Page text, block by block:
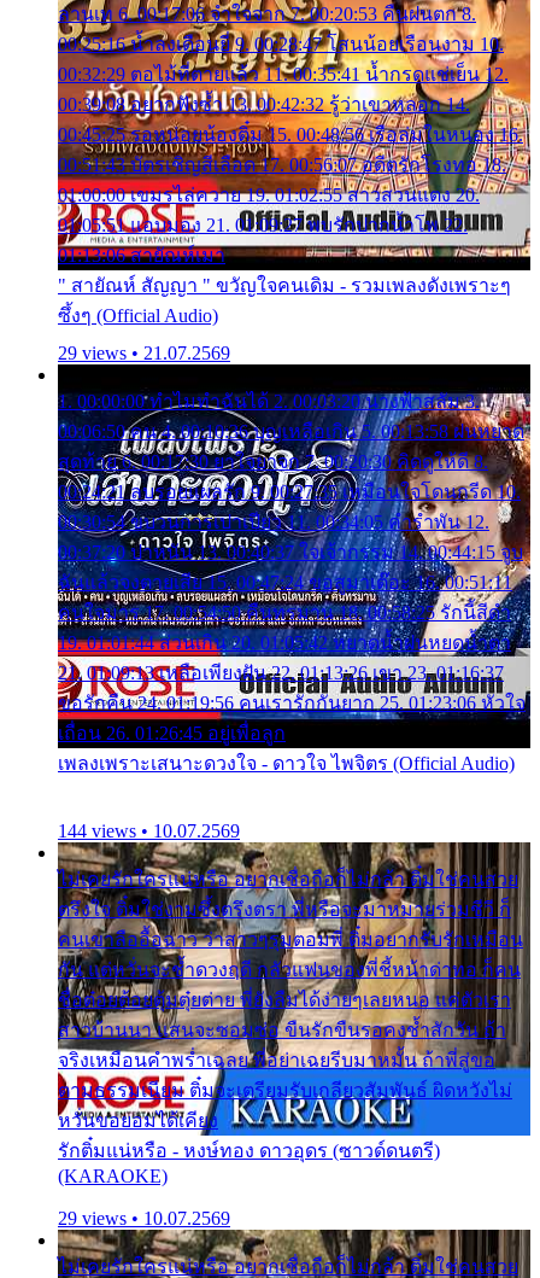
ลานเท 6. 00:17:06 จำใจจาก 7. 00:20:53 คืนฝนตก 8.
00:25:16 น้ำลงเดือนยี่ 9. 00:28:47 โสนน้อยเรือนงาม 10.
00:32:29 ตอไม้ที่ตายแล้ว 11. 00:35:41 น้ำกรดแช่เย็น 12.
00:39:08 อยากฟังซ้ำ 13. 00:42:32 รู้ว่าเขาหลอก 14.
00:45:25 รอหน่อยน้องติ๋ม 15. 00:48:56 เรือล่มในหนอง 16.
00:51:43 บัตรเชิญสีเลือด 17. 00:56:07 อดีตรักโรงทอ 18.
01:00:00 เขมรไล่ควาย 19. 01:02:55 สาวสวนแตง 20.
01:05:51 แอบมอง 21. 01:09:27 พบรักปากน้ำโพ 22.
01:13:06 สายัณห์เมา
" สายัณห์ สัญญา " ขวัญใจคนเดิม - รวมเพลงดังเพราะๆ
ซึ้งๆ (Official Audio)
29 views • 21.07.2569
1. 00:00:00 ทำไมทำฉันได้ 2. 00:03:20 นางฟ้าสลัม 3.
00:06:50 คน 4. 00:10:36 บุญเหลือเกิน 5. 00:13:58 ฝนหยาด
สุดท้าย 6. 00:17:30 ยาใจยาจก 7. 00:20:30 คิดดูให้ดี 8.
00:24:21 ลบรอยแผลรัก 9. 00:27:35 เหมือนใจโดนกรีด 10.
00:30:54 ขบวนการเปาเปียว 11. 00:34:05 คำรำพัน 12.
00:37:20 ปาหนัน 13. 00:40:37 ใจเจ้ากรรม 14. 00:44:15 จูบ
ฉันแล้วจงตายเสีย 15. 00:47:24 ขอสูมาเต๊อะ 16. 00:51:11
คนใจมาร 17. 00:54:50 คืนทรมาน 18. 00:58:25 รักนี้สีดำ
19. 01:01:44 ส่วนเกิน 20. 01:05:42 หยาดน้ำฝนหยดน้ำตา
21. 01:09:13 เหลือเพียงฝัน 22. 01:13:26 เขา 23. 01:16:37
ขอรักคืน 24. 01:19:56 คนเรารักกันยาก 25. 01:23:06 หัวใจ
เถื่อน 26. 01:26:45 อยู่เพื่อลูก
เพลงเพราะเสนาะดวงใจ - ดาวใจ ไพจิตร (Official Audio)
144 views • 10.07.2569
ไม่เคยรักใครแน่หรือ อยากเชื่อถือก็ไม่กล้า ติ๋มใช่คนสวย
ตรึงใจ ติ๋มใช่งามซึ้งตรึงตรา พี่หรือจะมาหมายร่วมชีวี ก็
คนเขาลืออื้อฉาว ว่าสาวๆรุมตอมพี่ ติ๋มอยากรับรักเหมือน
กัน แต่หวั่นจะช้ำดวงฤดี กลัวแฟนของพี่ชี้หน้าด่าทอ ก็คน
ชื่อต๋อยต้อยตุ้มตุ๋ยต่าย พี่ยังลืมได้ง่ายๆเลยหนอ แค่ตัวเรา
สาวบ้านนา แสนจะซอมซ่อ ขืนรักขืนรอคงช้ำสักวัน ถ้า
จริงเหมือนคำพร่ำเฉลย พี่อย่าเฉยรีบมาหมั้น ถ้าพี่สู่ขอ
ตามธรรมเนียม ติ๋มจะเตรียมรับเกลียวสัมพันธ์ ผิดหวังไม่
หวั่นขอยอมได้เคียง
รักติ๋มแน่หรือ - หงษ์ทอง ดาวอุดร (ซาวด์ดนตรี)
(KARAOKE)
29 views • 10.07.2569
ไม่เคยรักใครแน่หรือ อยากเชื่อถือก็ไม่กล้า ติ๋มใช่คนสวย